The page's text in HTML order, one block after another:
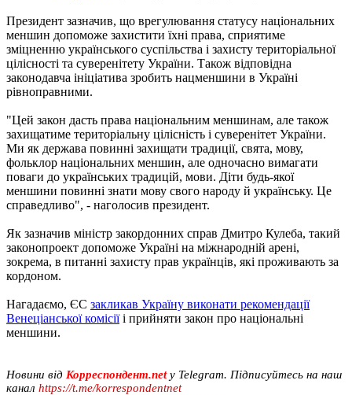
Президент зазначив, що врегулювання статусу національних
меншин допоможе захистити їхні права, сприятиме
зміцненню українського суспільства і захисту територіальної
цілісності та суверенітету України. Також відповідна
законодавча ініціатива зробить нацменшини в Україні
рівноправними.
"Цей закон дасть права національним меншинам, але також
захищатиме територіальну цілісність і суверенітет України.
Ми як держава повинні захищати традиції, свята, мову,
фольклор національних меншин, але одночасно вимагати
поваги до українських традицій, мови. Діти будь-якої
меншини повинні знати мову свого народу й українську. Це
справедливо", - наголосив президент.
Як зазначив міністр закордонних справ Дмитро Кулеба, такий
законопроект допоможе Україні на міжнародній арені,
зокрема, в питанні захисту прав українців, які проживають за
кордоном.
Нагадаємо, ЄС закликав Україну виконати рекомендації
Венеціанської комісіїі прийняти закон про національні
меншини.
Новини від Корреспондент.netу Telegram. Підписуйтесь на наш
канал https://t.me/korrespondentnet